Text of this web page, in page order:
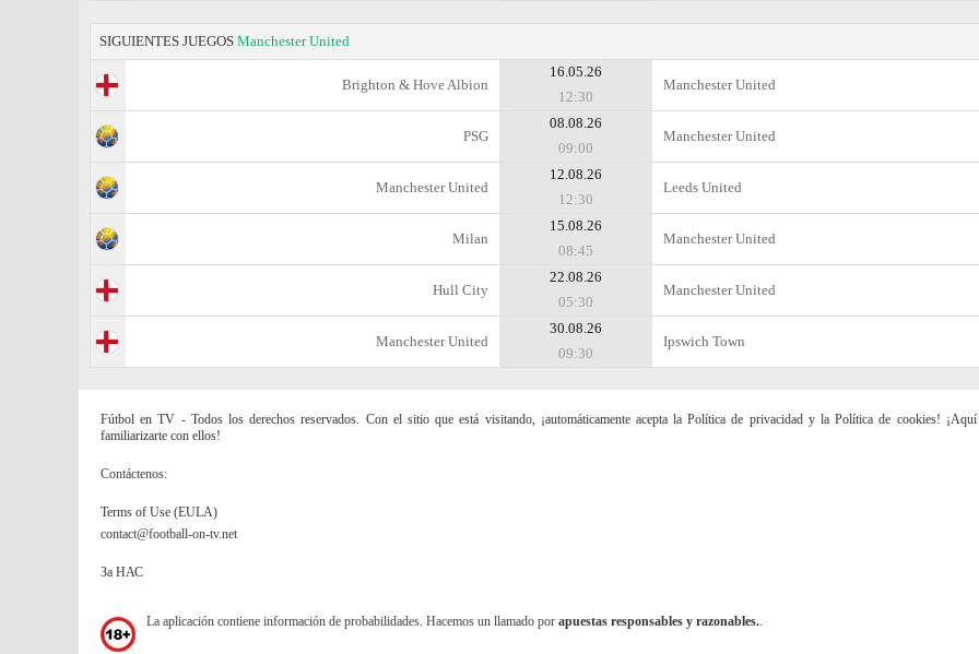
SIGUIENTES JUEGOS Manchester United
Brighton & Hove Albion
16.05.26
12:30
Manchester United
PSG
08.08.26
09:00
Manchester United
Manchester United
12.08.26
12:30
Leeds United
Milan
15.08.26
08:45
Manchester United
Hull City
22.08.26
05:30
Manchester United
Manchester United
30.08.26
09:30
Ipswich Town
Fútbol en TV - Todos los derechos reservados. Con el sitio que está visitando, ¡automáticamente acepta la Política de privacidad y la Política de cookies! ¡Aquí
familiarizarte con ellos!
Contáctenos:
Terms of Use (EULA)
contact@football-on-tv.net
За НАС
La aplicación contiene información de probabilidades. Hacemos un llamado por apuestas responsables y razonables..